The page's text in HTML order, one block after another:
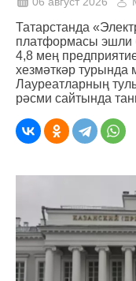
Татарстанда
платформасы эшли
4,8 мең
хезмәткәр турында
Лауреатларның
рәсми сайтында